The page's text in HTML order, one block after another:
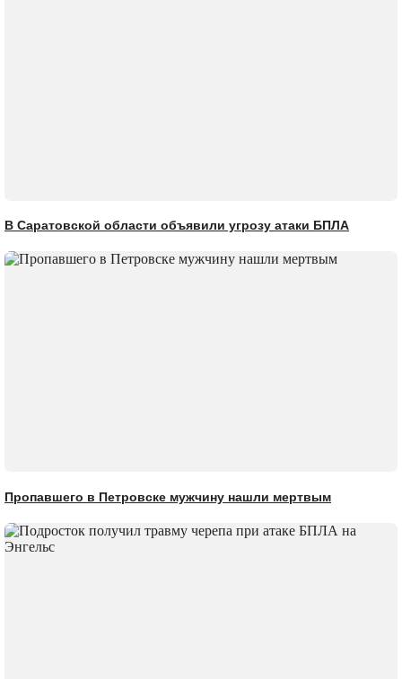
В Саратовской области объявили угрозу атаки БПЛА
Пропавшего в Петровске мужчину нашли мертвым